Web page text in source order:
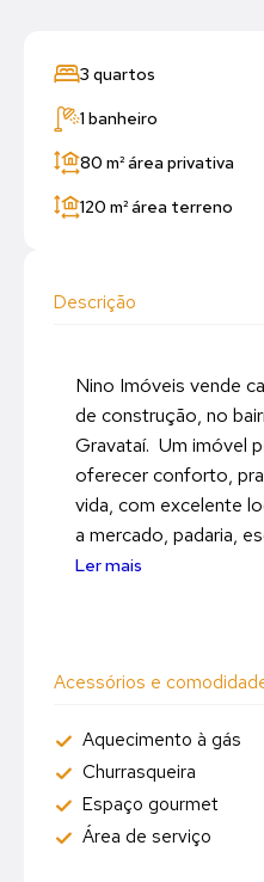
3 quartos
1 banheiro
80 m²área privativa
120 m²área terreno
Descrição
Nino Imóveis vende
de construção, no
Gravataí. Um imóvel
oferecer conforto,
vida, com excelente
a mercado, padaria,
Ler mais
Acessórios e
Aquecimento à gás
Churrasqueira
Espaço gourmet
Área de serviço